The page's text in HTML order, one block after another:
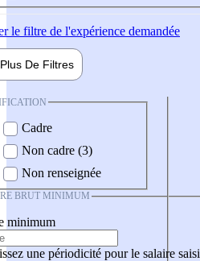
le filtre de l'expérience demandée
Plus De Filtres
Cadre
Non cadre (3)
Non renseignée
BRUT MINIMUM
minimum
une périodicité pour le salaire saisi